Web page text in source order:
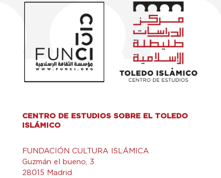
CENTRO DE ESTUDIOS SOBRE EL TOLEDO
ISLÁMICO
FUNDACIÓN CULTURA ISLÁMICA
Guzmán el bueno, 3
28015 Madrid